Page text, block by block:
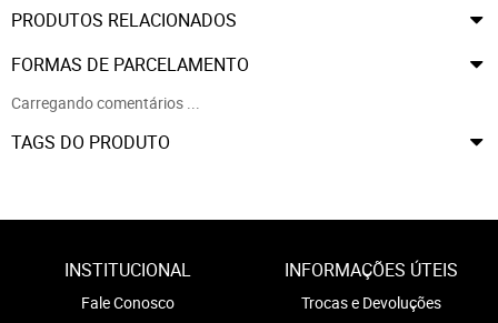
PRODUTOS RELACIONADOS
FORMAS DE PARCELAMENTO
Carregando comentários ...
TAGS DO PRODUTO
INSTITUCIONAL
Fale Conosco
INFORMAÇÕES ÚTEIS
Trocas e Devoluções